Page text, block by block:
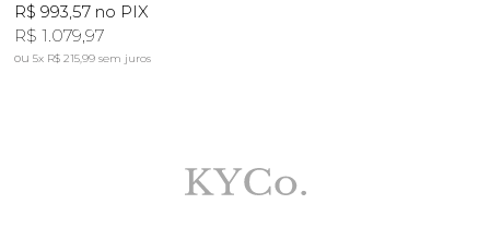
R$ 993,57 no PIX
R$ 1.079,97
5x R$ 215,99sem juros